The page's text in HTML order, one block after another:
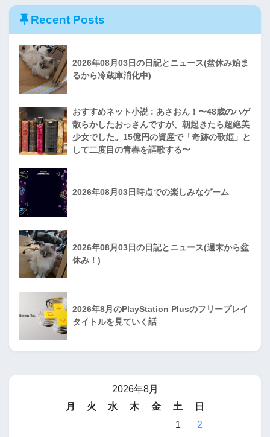
Recent Posts
2026年08月03日の日記とニュース(盆休み始ま
るから冷蔵庫消化中)
おすすめネット小説 : あさおん！〜48歳のハゲ
散らかしたおっさんですが、朝起きたら超絶美
少女でした。15億円の資産で「奇跡の歌姫」と
して二度目の青春を謳歌する〜
2026年08月03日時点での楽しみなゲーム
2026年08月03日の日記とニュース(週末から盆
休み！)
2026年8月のPlayStation Plusのフリープレイ
タイトルを見ていく話
2026年8月
月
火 水 木 金 土
日
1
2